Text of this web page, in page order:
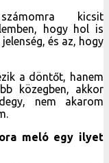
kicsit
hogy hol is
és az, hogy
a döntőt, hanem
közegben, akkor
nem akarom
meló egy ilyet